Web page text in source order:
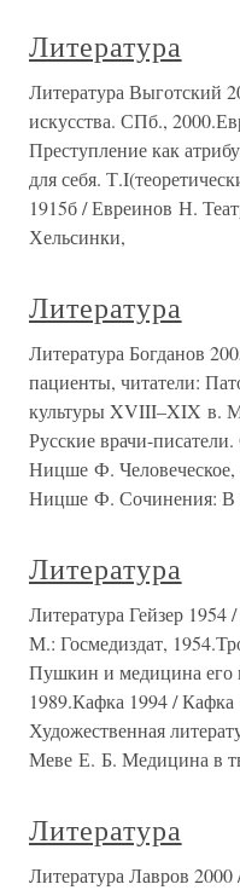
Литература
Литература Выготский
искусства. СПб.,
Преступление как
для себя.
1915б / Евреинов Н.
Хельсинки,
Литература
Литература Богданов
пациенты, читатели:
культуры XVIII–XIX в.
Русские врачи-
Ницше Ф. Человеческое,
Ницше Ф. Сочинения: В
Литература
Литература Гейзер
М.: Госмедиздат,
Пушкин и медицина
1989.Кафка 1994 /
Художественная
Меве Е. Б. Медицина в
Литература
Литература Лавров